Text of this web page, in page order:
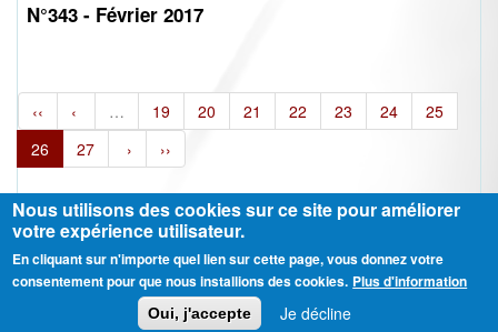
N°343 - Février 2017
‹‹ ‹ … 19 20 21 22 23 24
25
26
27 › ››
Ⓒ CGT Fédération THCB - Tous les droits réservés - Mentions légales
Contactez-nous
Nous utilisons des cookies sur ce site pour améliorer
votre expérience utilisateur.
En cliquant sur n'importe quel lien sur cette page, vous donnez votre
consentement pour que nous installions des cookies. Plus d'information
Oui, j'accepte Je décline